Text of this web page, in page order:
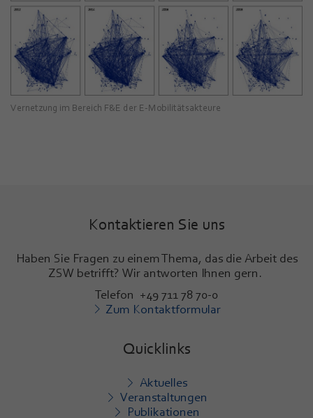
Vernetzung im Bereich F&E der E-Mobilitätsakteure
Kontaktieren Sie uns
Haben Sie Fragen zu einem Thema, das die Arbeit des
ZSW betrifft? Wir antworten Ihnen gern.
Telefon +49 711 78 70-0
Zum Kontaktformular
Quicklinks
Aktuelles
Veranstaltungen
Publikationen